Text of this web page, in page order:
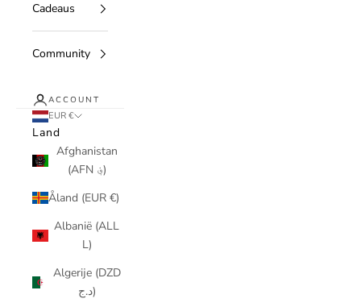
Cadeaus
Community
ACCOUNT
EUR €
Land
Afghanistan
(AFN ؋)
Åland (EUR €)
Albanië (ALL
L)
Algerije (DZD
د.ج)